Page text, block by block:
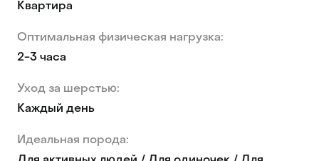
Квартира
Оптимальная физическая нагрузка:
2-3 часа
Уход за шерстью:
Каждый день
Идеальная порода: